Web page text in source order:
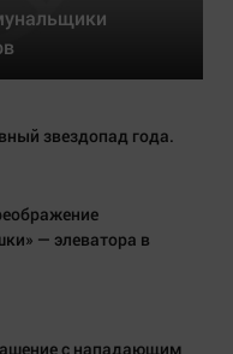
звездопад года.
— элеватора в
с нападающим